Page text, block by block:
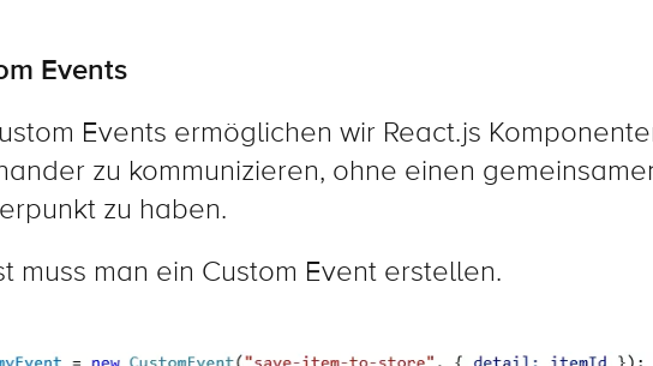
Events
Events ermöglichen wir React.js
zu kommunizieren, ohne einen
zu haben.
muss man ein Custom Event erstellen.